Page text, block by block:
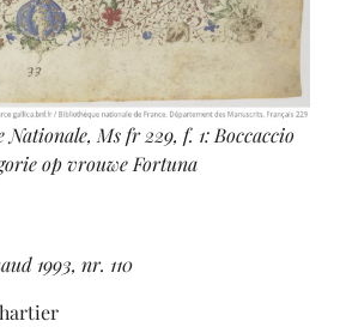
Ms fr 229, f. 1: Boccaccio
op vrouwe Fortuna
1993, nr. 110